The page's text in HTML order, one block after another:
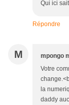
Qui ici
Répondre
M mpongo
Votre
la
daddy